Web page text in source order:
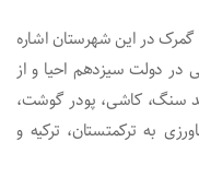
گمرک در این شهرستان اشاره
دولت سیزدهم احیا و از
سنگ، کاشی، پودر گوشت،
به ترکمتستان، ترکیه و